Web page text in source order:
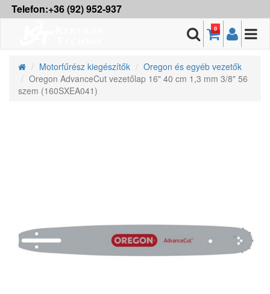
Telefon:+36 (92) 952-937
0
Motorfűrész kiegészítők
Oregon és egyéb vezetők
Oregon AdvanceCut vezetőlap 16" 40 cm 1,3 mm 3/8" 56
szem (160SXEA041)